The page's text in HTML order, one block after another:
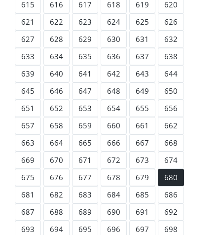
615
616 617 618 619
620
621
622 623 624 625
626
627
628 629 630 631
632
633
634 635 636 637
638
639
640 641 642 643
644
645
646 647 648 649
650
651
652 653 654 655
656
657
658 659 660 661
662
663
664 665 666 667
668
669
670 671 672 673
674
675
676 677 678 679
680
681
682 683 684 685
686
687
688 689 690 691
692
693
694 695 696 697
698